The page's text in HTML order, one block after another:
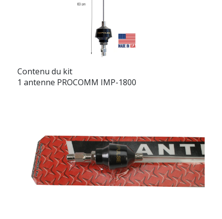
Contenu du kit
1 antenne PROCOMM IMP-1800